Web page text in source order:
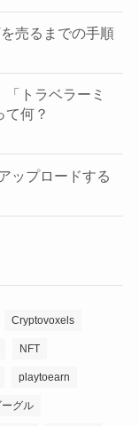
売るまでの手順
「トラベラーミ
て何？
ップロードする
Cryptovoxels
NFT
playtoearn
グル